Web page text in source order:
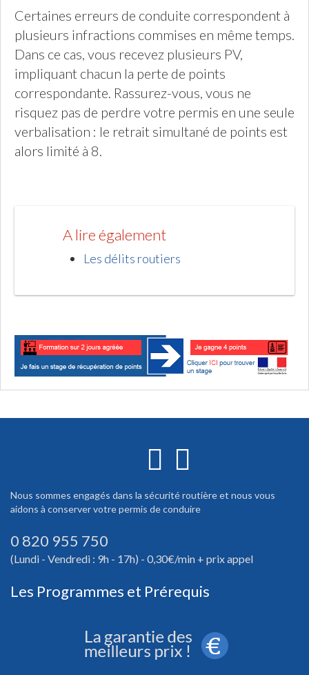
Certaines erreurs de conduite correspondent à
plusieurs infractions commises en même temps.
Dans ce cas, vous recevez plusieurs PV,
impliquant chacun la perte de points
correspondante. Rassurez-vous, vous ne
risquez pas de perdre votre permis en une seule
verbalisation : le retrait simultané de points est
alors limité à 8.
A lire également
Les délits routiers
Nous sommes engagés dans la sécurité routière et nous vous
aidons à conserver votre permis de conduire
0 820 955 750
(Lundi - Vendredi : 9h - 17h) - 0,30€/min + prix appel
Les Programmes et Prérequis